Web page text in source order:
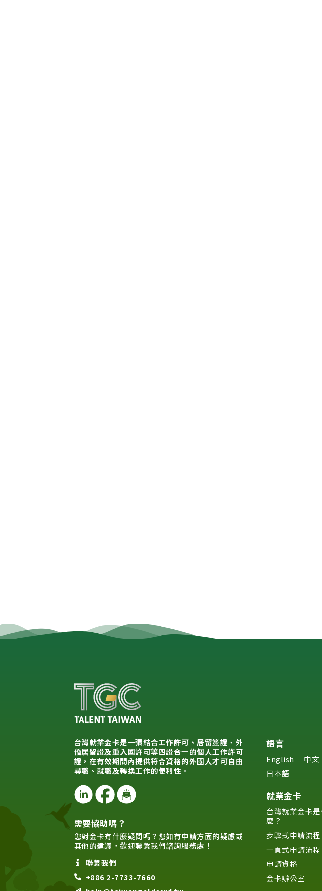
台灣就業金卡是一張結合工作許可、居留簽證、外
僑居留證及重入國許可等四證合一的個人工作許可
證，在有效期間內提供符合資格的外國人才可自由
尋職、就職及轉換工作的便利性。
需要協助嗎？
您對金卡有什麼疑問嗎？您如有申請方面的疑慮或
其他的建議，歡迎聯繫我們諮詢服務處！
聯繫我們
+886 2-7733-7660
語言
English
中文
日本語
就業金卡
台灣就業金卡是
麼？
步驟式申請流程
一頁式申請流程
申請資格
金卡辦公室